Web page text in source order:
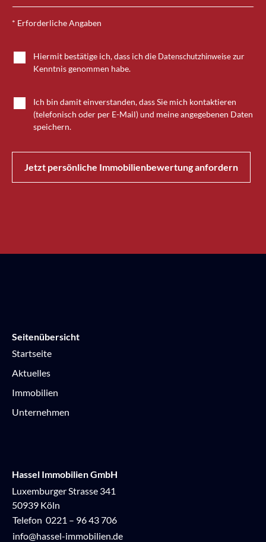
* Erforderliche Angaben
Hiermit bestätige ich, dass ich die Datenschutzhinweisezur
Kenntnis genommen habe.
Ich bin damit einverstanden, dass Sie mich kontaktieren
(telefonisch oder per E-Mail) und meine angegebenen Daten
speichern.
Jetzt persönliche Immobilienbewertung anfordern
Seitenübersicht
Startseite
Aktuelles
Immobilien
Unternehmen
Hassel Immobilien GmbH
Luxemburger Strasse 341
50939 Köln
Telefon 0221 – 96 43 706
info@hassel-immobilien.de